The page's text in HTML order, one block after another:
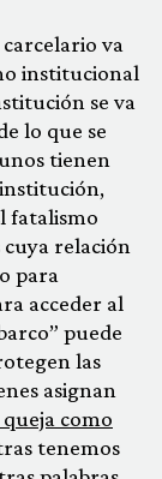
va
institucional
se va
lo que se
tienen
fatalismo
relación
para
acceder al
puede
las
asignan
queja como
tenemos